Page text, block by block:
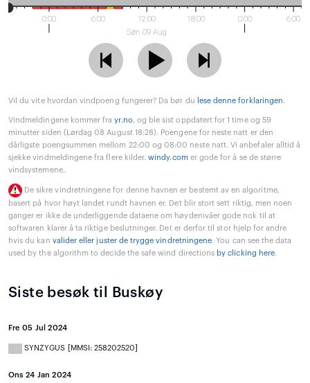
0:00 6:00
12:00
Søn 09 Aug
18:00 0:00 6:00
Vil du vite hvordan vindpoeng fungerer? Da bør du lese denne forklaringen.
Vindmeldingene kommer frayr.no, og ble sist oppdatert for 1 time og 59
minutter siden (Lørdag 08 August 18:28). Poengene for neste natt er den
dårligste poengsummen mellom 22:00 og 08:00 neste natt. Vi anbefaler alltid å
sjekke vindmeldingene fra flere kilder.windy.comer gode for å se de større
vindsystemene..
De sikre vindretningene for denne havnen er bestemt av en algoritme,
basert på hvor høyt landet rundt havnen er. Det blir stort sett riktig, men noen
ganger er ikke de underliggende dataene om høydenivåer gode nok til at
softwaren klarer å ta riktige beslutninger. Det er derfor til stor hjelp for andre
hvis du kan valider eller juster de trygge vindretningene. You can see the data
used by the algorithm to decide the safe wind directions by clicking here.
Siste besøk til Buskøy
Fre 05 Jul 2024
SYNZYGUS [MMSI: 258202520]
Ons 24 Jan 2024